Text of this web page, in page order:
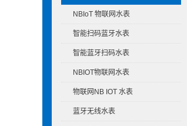
NBIoT 物联网水表
智能扫码蓝牙水表
智能蓝牙扫码水表
NBIOT物联网水表
物联网NB IOT 水表
蓝牙无线水表